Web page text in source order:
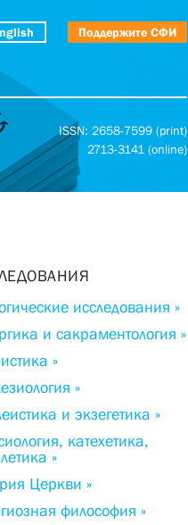
Поддержите СФИ
ISSN: 2658-7599 (print)
2713-3141 (online)
исследования »
и сакраментология »
»
»
и экзегетика »
катехетика,
»
Церкви »
философия »